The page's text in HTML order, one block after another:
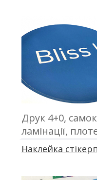
Друк 4+0,
ламінації,
відвантаження
Наклейка